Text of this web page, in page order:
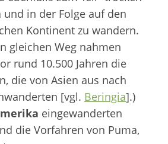
und in der Folge auf den
Kontinent zu wandern.
gleichen Weg nahmen
rund 10.500 Jahren die
die von Asien aus nach
[vgl. Beringia].)
eingewanderten
die Vorfahren von Puma,